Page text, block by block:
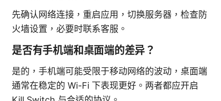
先确认网络连接，重启应用，切换服务器，检查防
火墙设置，必要时联系客服。
是否有手机端和桌面端的差异？
是的，手机端可能受限于移动网络的波动，桌面端
通常在稳定的 Wi-Fi 下表现更好。两者都应开启